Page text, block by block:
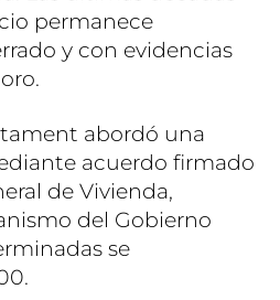
permanece
y con evidencias
abordó una
acuerdo firmado
de Vivienda,
del Gobierno
se